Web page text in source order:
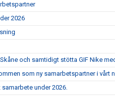
2026
och samtidigt stötta GIF Nike
som ny samarbetspartner i vårt
under 2026.